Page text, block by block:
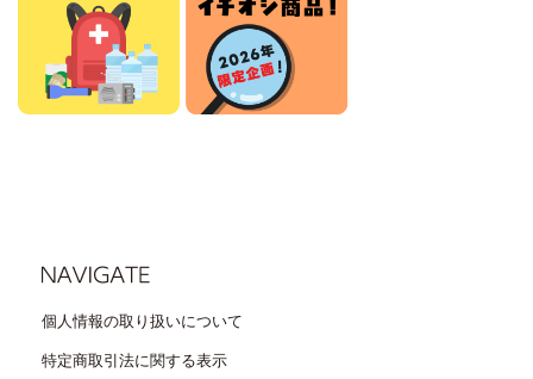
個人情報の取り扱いについて
特定商取引法に関する表示